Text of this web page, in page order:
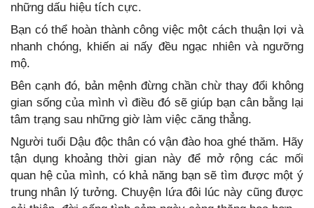
những dấu hiệu tích cực.
Bạn có thể hoàn thành công việc một cách thuận lợi và
nhanh chóng, khiến ai nấy đều ngạc nhiên và ngưỡng
mộ.
Bên cạnh đó, bản mệnh đừng chần chừ thay đổi không
gian sống của mình vì điều đó sẽ giúp bạn cân bằng lại
tâm trạng sau những giờ làm việc căng thẳng.
Người tuổi Dậu độc thân có vận đào hoa ghé thăm. Hãy
tận dụng khoảng thời gian này để mở rộng các mối
quan hệ của mình, có khả năng bạn sẽ tìm được một ý
trung nhân lý tưởng. Chuyện lứa đôi lúc này cũng được